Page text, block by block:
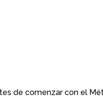
de comenzar con el